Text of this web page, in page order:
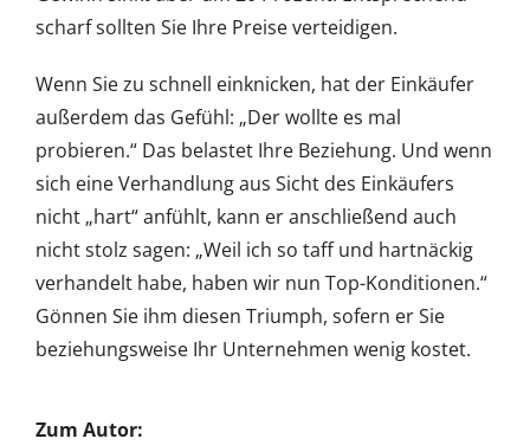
scharf sollten Sie Ihre Preise verteidigen.
Wenn Sie zu schnell einknicken, hat der Einkäufer
außerdem das Gefühl: „Der wollte es mal
probieren.“ Das belastet Ihre Beziehung. Und wenn
sich eine Verhandlung aus Sicht des Einkäufers
nicht „hart“ anfühlt, kann er anschließend auch
nicht stolz sagen: „Weil ich so taff und hartnäckig
verhandelt habe, haben wir nun Top-Konditionen.“
Gönnen Sie ihm diesen Triumph, sofern er Sie
beziehungsweise Ihr Unternehmen wenig kostet.
Zum Autor: